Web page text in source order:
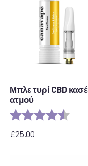
Μπλε τυρί CBD
ατμού
Αξιολόγηση: 4,5
£25.00